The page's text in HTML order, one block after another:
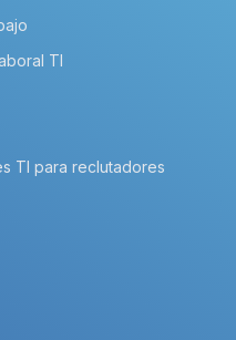
TI
TI para reclutadores